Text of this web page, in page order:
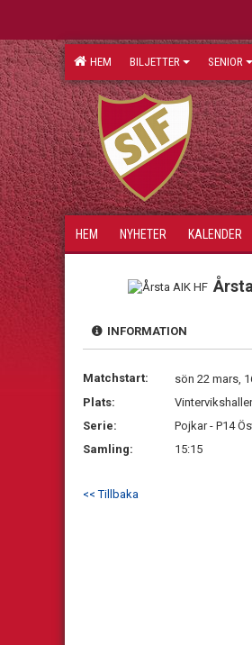
HEM BILJETTER SENIOR
HEM NYHETER KALENDER
INFORMATION
Matchstart:
sön 22 mars,
Plats:
Serie:
Pojkar - P14
Samling:
15:15
<< Tillbaka